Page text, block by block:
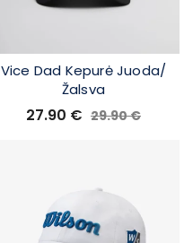
Vice Dad Kepurė Juoda/
Žalsva
27.90 € 29.90€